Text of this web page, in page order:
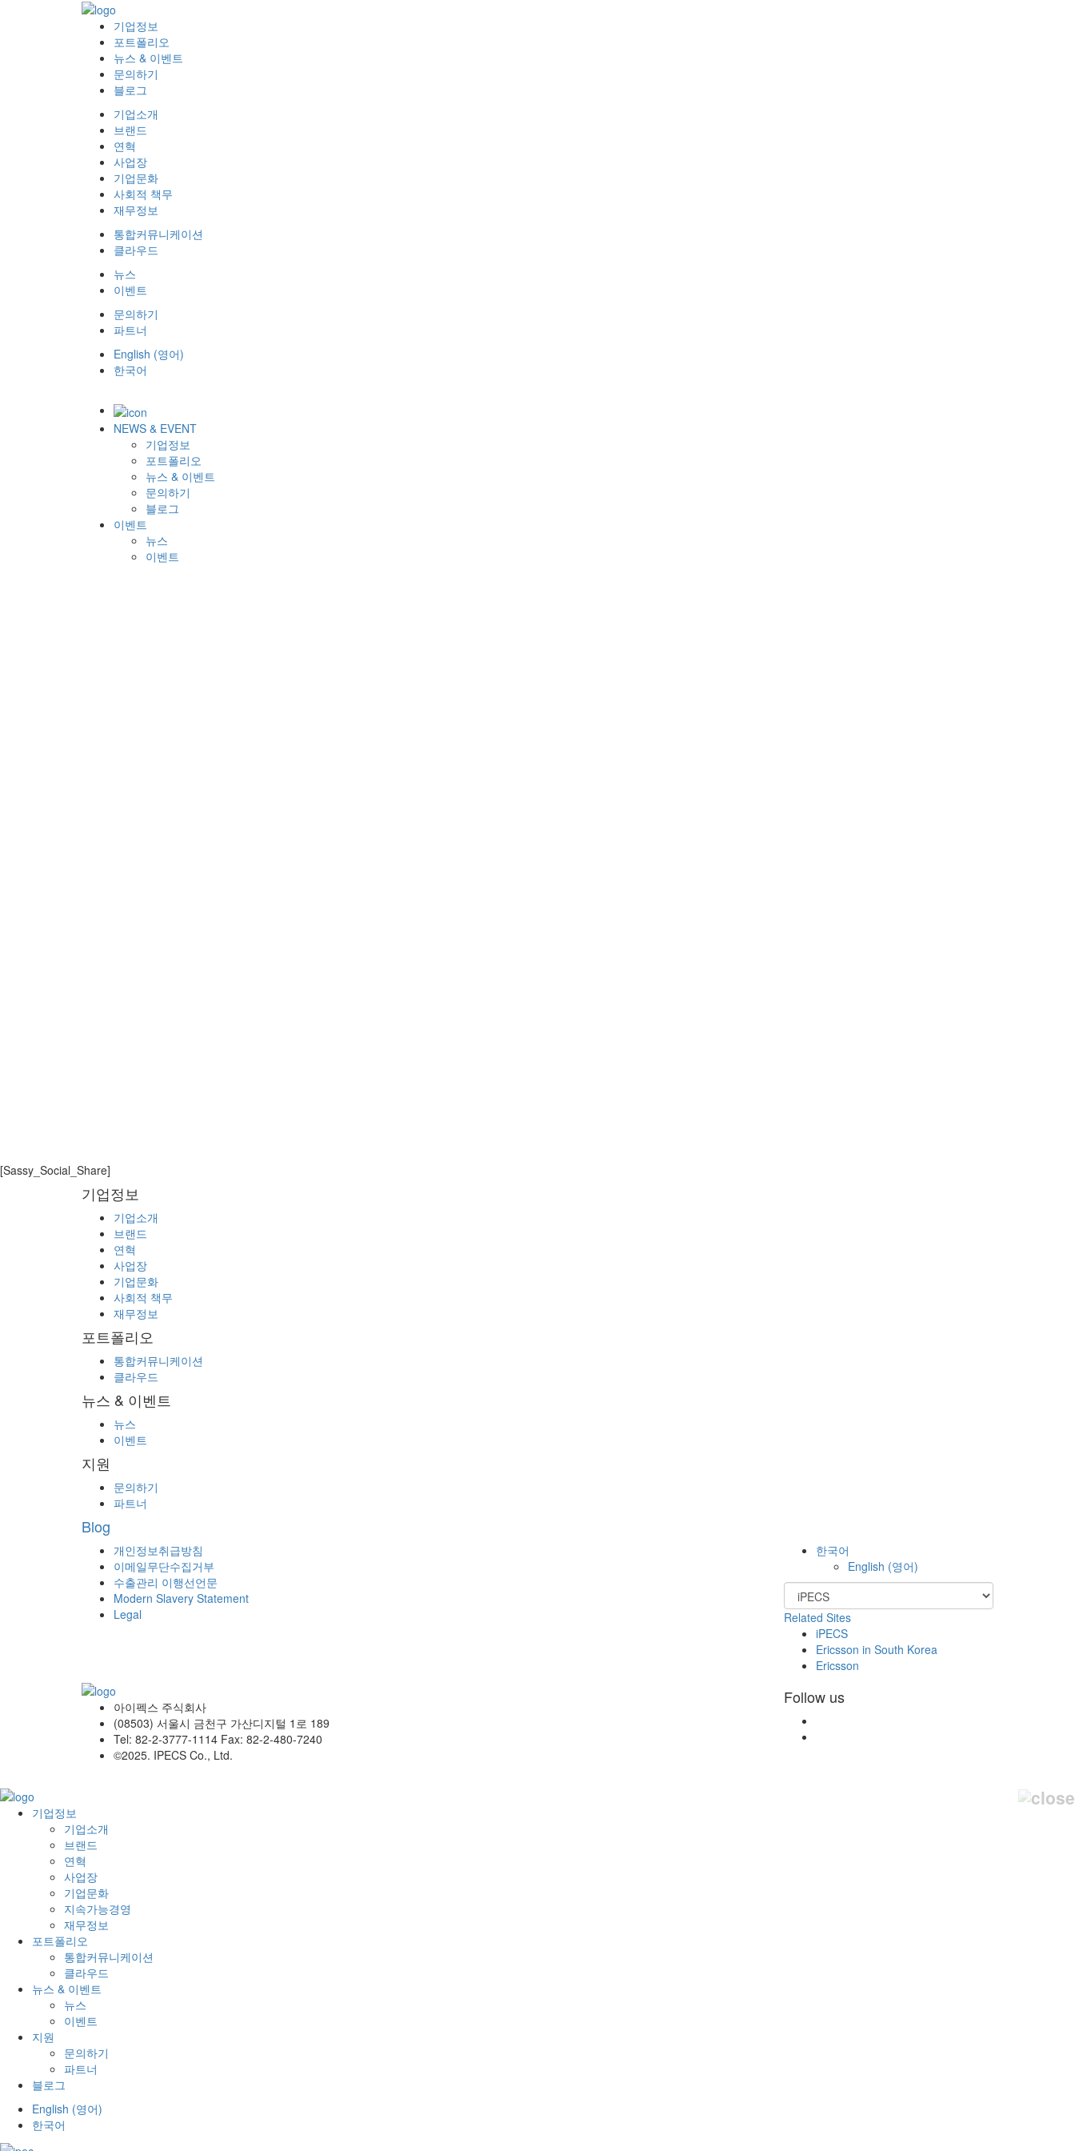
기업정보
포트폴리오
뉴스 & 이벤트
문의하기
블로그
기업소개
브랜드
연혁
사업장
기업문화
사회적 책무
재무정보
통합커뮤니케이션
클라우드
뉴스
이벤트
문의하기
파트너
English (영어)
한국어
NEWS & EVENT
기업정보
포트폴리오
뉴스 & 이벤트
문의하기
블로그
이벤트
뉴스
이벤트
연간 글로벌 행사인 글로벌 파트너 컨퍼런스는 글로벌 파트너 교류의 장이 될 것이고, 뉴노멀 시대에 맞는 비즈니스 전략 및 비즈니
스 개발 기회를 제공합니다.
LIST
[Sassy_Social_Share]
기업정보
기업소개
브랜드
연혁
사업장
기업문화
사회적 책무
재무정보
포트폴리오
통합커뮤니케이션
클라우드
뉴스 & 이벤트
뉴스
이벤트
지원
문의하기
파트너
Blog
개인정보취급방침
이메일무단수집거부
수출관리 이행선언문
Modern Slavery Statement
Legal
한국어
English (영어)
Related Sites
iPECS
Ericsson in South Korea
Ericsson
아이펙스 주식회사
(08503) 서울시 금천구 가산디지털 1로 189
Tel: 82-2-3777-1114 Fax: 82-2-480-7240
©2025. IPECS Co., Ltd.
Follow us
기업정보
기업소개
브랜드
연혁
사업장
기업문화
지속가능경영
재무정보
포트폴리오
통합커뮤니케이션
클라우드
뉴스 & 이벤트
뉴스
이벤트
지원
문의하기
파트너
블로그
English (영어)
한국어